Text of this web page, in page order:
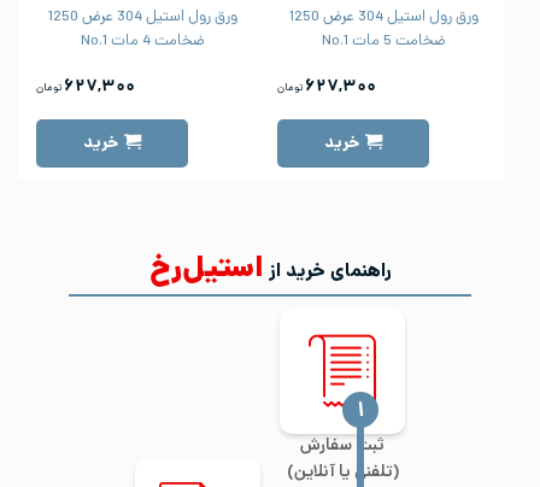
ورق رول استیل 304 عرض 1250
ضخامت 5 مات No.1
۶۲۷,۳۰۰ تومان
خرید
ورق رول استیل 304 عرض 1250
ضخامت 4 مات No.1
۶۲۷,۳۰۰ تومان
خرید
راهنمای خرید از استیل‌رخ
ثبت سفارش
(تلفنی یا آنلاین)
‍۱